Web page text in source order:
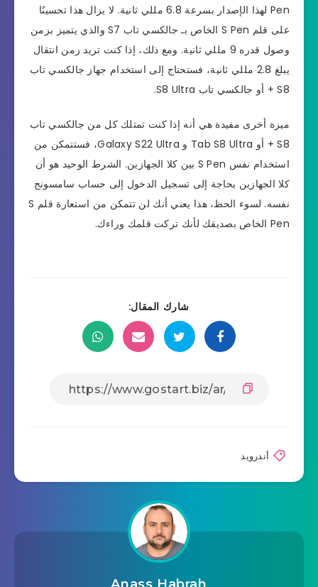
Pen لهذا الإصدار بسرعة 6.8 مللي ثانية. لا يزال هذا تحسينًا
على قلم S Pen الخاص بـ جالكسي تاب S7 والذي يتميز بزمن
وصول قدره 9 مللي ثانية. ومع ذلك، إذا كنت تريد زمن انتقال
يبلغ 2.8 مللي ثانية، فستحتاج إلى استخدام جهاز جالكسي تاب
S8 + أو جالكسي تاب S8 Ultra.
ميزة أخرى مفيدة هي أنه إذا كنت تمتلك كل من جالكسي تاب
S8 + أو Tab S8 Ultra و Galaxy S22 Ultra، فستتمكن من
استخدام نفس S Pen بين كلا الجهازين. الشرط الوحيد هو أن
كلا الجهازين بحاجة إلى تسجيل الدخول إلى حساب سامسونج
نفسه. لسوء الحظ، هذا يعني أنك لن تتمكن من استعارة قلم S
Pen الخاص بصديقك لأنك تركت قلمك وراءك.
شارك المقال:
أندرويد